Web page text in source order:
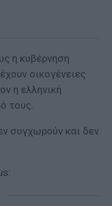
η κυβέρνηση
οικογένειες
η ελληνική
τους.
συγχωρούν και δεν